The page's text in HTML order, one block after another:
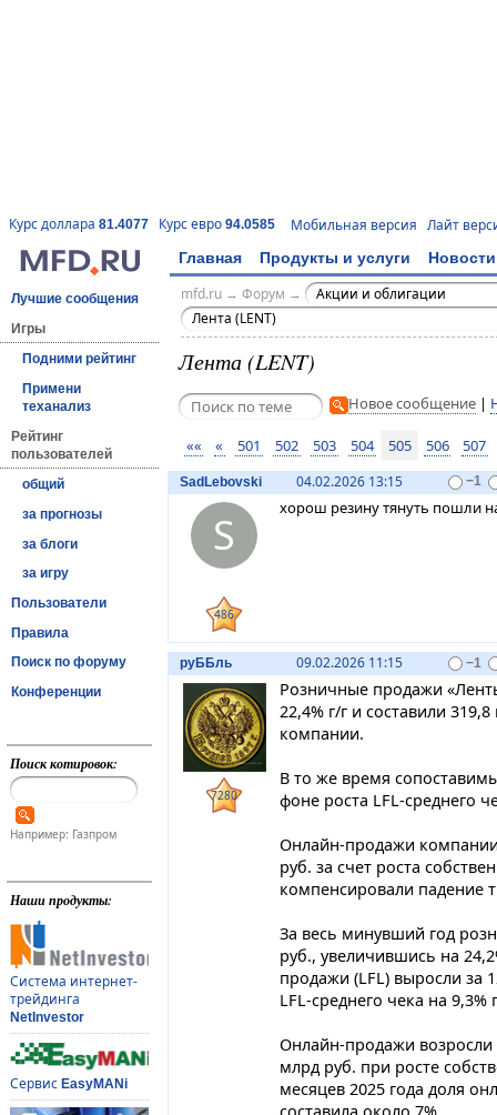
Курс доллара 81.4077 Курс евро 94.0585 Мобильная версия Лайт
Главная Продукты и услуги Новости
Лучшие сообщения
Игры
Подними рейтинг
Примени
теханализ
Рейтинг
пользователей
общий
за прогнозы
за блоги
за игру
Пользователи
Правила
Поиск по форуму
Конференции
Поиск котировок:
Например: Газпром
Наши продукты:
Система интернет-
трейдинга
NetInvestor
Сервис EasyMANi
mfd.ru→ Форум →
Акции и облигации
Лента (LENT)
Лента (LENT)
Новое сообщение|
«« « 501 502 503 504 505 506 507
SadLebovski 04.02.2026 13:15 −1
S
486
хорош резину тянуть пошли
руББль 09.02.2026 11:15 −1
7280
Розничные продажи
22,4% г/г и составили
компании.
В то же время
фоне роста LFL-среднего
Онлайн-продажи
руб. за счет роста
компенсировали падение
За весь минувший год
руб., увеличившись на
продажи (LFL) выросли за
LFL-среднего чека на 9,3%
Онлайн-продажи возросли
млрд руб. при росте
месяцев 2025 года доля